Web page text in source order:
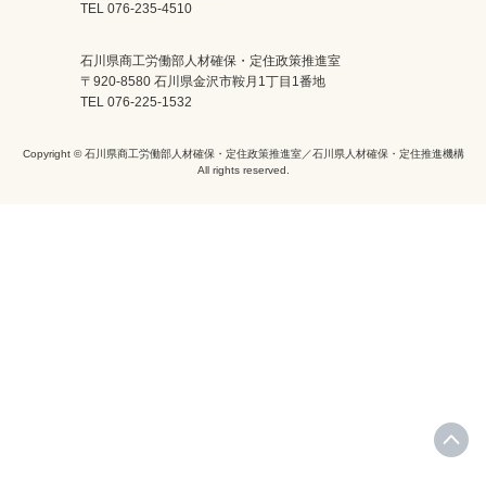
TEL 076-235-4510
石川県商工労働部人材確保・定住政策推進室
〒920-8580 石川県金沢市鞍月1丁目1番地
TEL 076-225-1532
Copyright © 石川県商工労働部人材確保・定住政策推進室／石川県人材確保・定住推進機構
All rights reserved.